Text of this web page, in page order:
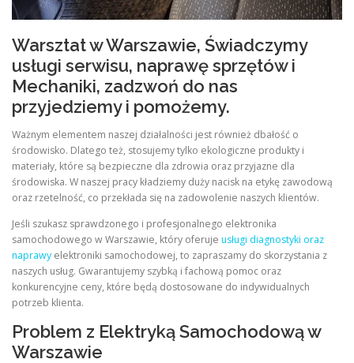
Warsztat w Warszawie, Świadczymy
usługi serwisu, naprawę sprzętów i
Mechaniki, zadzwoń do nas
przyjedziemy i pomożemy.
Ważnym elementem naszej działalności jest również dbałość o
środowisko. Dlatego też, stosujemy tylko ekologiczne produkty i
materiały, które są bezpieczne dla zdrowia oraz przyjazne dla
środowiska. W naszej pracy kładziemy duży nacisk na etykę zawodową
oraz rzetelność, co przekłada się na zadowolenie naszych klientów.
Jeśli szukasz sprawdzonego i profesjonalnego elektronika
samochodowego w Warszawie, który oferuje usługi diagnostyki oraz
naprawy elektroniki samochodowej, to zapraszamy do skorzystania z
naszych usług. Gwarantujemy szybką i fachową pomoc oraz
konkurencyjne ceny, które będą dostosowane do indywidualnych
potrzeb klienta.
Problem z Elektryką Samochodową w
Warszawie